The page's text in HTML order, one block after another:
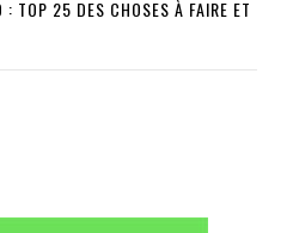
: TOP 25 DES CHOSES À FAIRE ET